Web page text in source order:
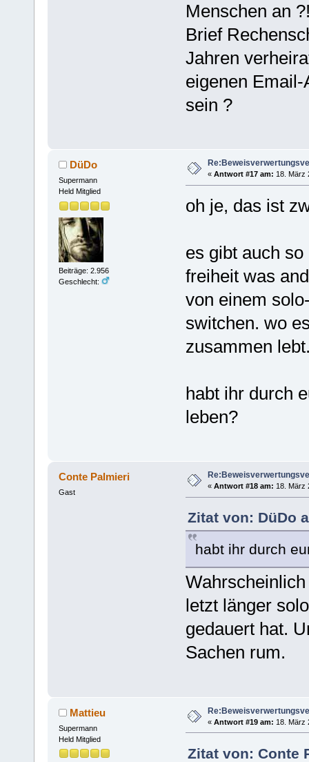
Menschen an
Brief
Jahren
eigenen
sein ?
DüDo
Supermann
Held Mitglied
Beiträge: 2.956
Geschlecht:
« Antwort #17 am: 18. März
oh je, das ist
es gibt auch
freiheit was
von einem
switchen. wo
zusammen
habt ihr durch
leben?
Conte Palmieri
Gast
« Antwort #18 am: 18. März
Zitat von: DüDo
habt ihr durch
letzt länger
gedauert hat.
Sachen rum.
Mattieu
Supermann
Held Mitglied
« Antwort #19 am: 18. März
Zitat von: Conte